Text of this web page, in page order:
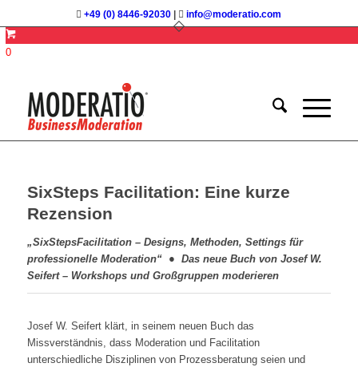
+49 (0) 8446-92030 info@moderatio.com
0
SixSteps Facilitation: Eine kurze
Rezension
„SixStepsFacilitation – Designs, Methoden, Settings für
professionelle Moderation“ ● Das neue Buch von Josef W.
Seifert – Workshops und Großgruppen moderieren
Josef W. Seifert klärt, in seinem neuen Buch das
Missverständnis, dass Moderation und Facilitation
unterschiedliche Disziplinen von Prozessberatung seien und